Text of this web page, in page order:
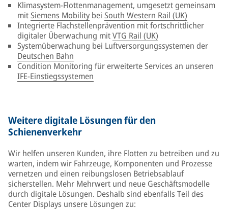
Klimasystem-Flottenmanagement, umgesetzt gemeinsam
mitSiemens Mobility bei South Western Rail (UK)
Integrierte Flachstellenprävention mit fortschrittlicher
digitaler Überwachung mitVTG Rail (UK)
Systemüberwachung bei Luftversorgungssystemen der
Deutschen Bahn
Condition Monitoring für erweiterte Services an unseren
IFE-Einstiegssystemen
Weitere digitale Lösungen für den
Schienenverkehr
Wir helfen unseren Kunden, ihre Flotten zu betreiben und zu
warten, indem wir Fahrzeuge, Komponenten und Prozesse
vernetzen und einen reibungslosen Betriebsablauf
sicherstellen. Mehr Mehrwert und neue Geschäftsmodelle
durch digitale Lösungen. Deshalb sind ebenfalls Teil des
Center Displays unsere Lösungen zu: